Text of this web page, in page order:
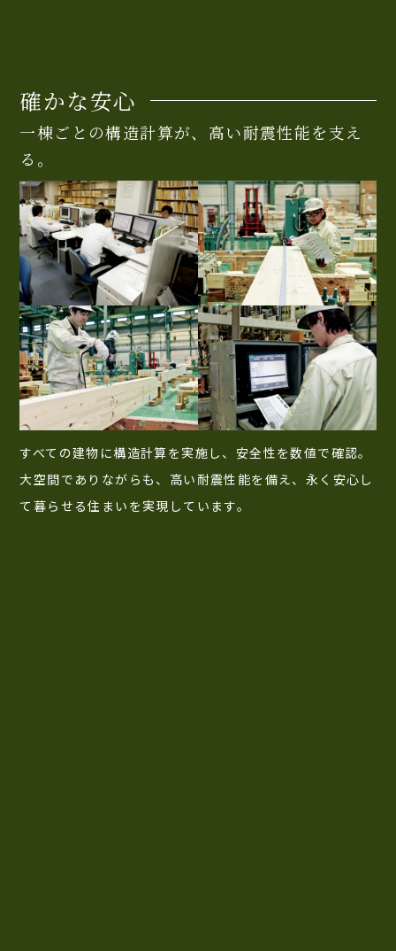
確かな安心
一棟ごとの構造計算が、高い耐震性能を支え
る。
すべての建物に構造計算を実施し、安全性を数値で確認。
大空間でありながらも、高い耐震性能を備え、永く安心し
て暮らせる住まいを実現しています。